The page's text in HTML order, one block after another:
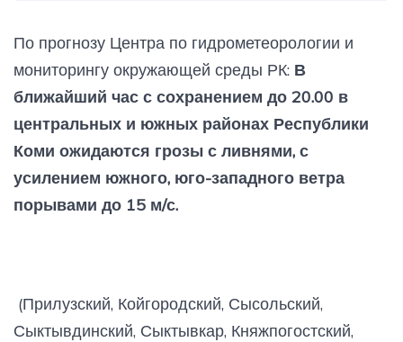
По прогнозу Центра по гидрометеорологии и
мониторингу окружающей среды РК: В
ближайший час с сохранением до 20.00 в
центральных и южных районах Республики
Коми ожидаются грозы с ливнями, с
усилением южного, юго-западного ветра
порывами до 15 м/с.
(Прилузский, Койгородский, Сысольский,
Сыктывдинский, Сыктывкар, Княжпогостский,